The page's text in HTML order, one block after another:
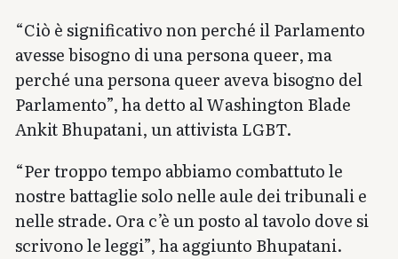
“Ciò è significativo non perché il Parlamento
avesse bisogno di una persona queer, ma
perché una persona queer aveva bisogno del
Parlamento”, ha detto al Washington Blade
Ankit Bhupatani, un attivista LGBT.
“Per troppo tempo abbiamo combattuto le
nostre battaglie solo nelle aule dei tribunali e
nelle strade. Ora c’è un posto al tavolo dove si
scrivono le leggi”, ha aggiunto Bhupatani.